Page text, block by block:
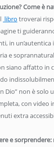
Come è
libro troverai
ti
in
e
siano affatto in
Dio” non è solo
con video
extra
e